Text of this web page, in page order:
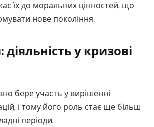
їх до моральних цінностей, що
нове покоління.
у кризові
бере участь у вирішенні
і тому його роль стає ще більш
періоди.